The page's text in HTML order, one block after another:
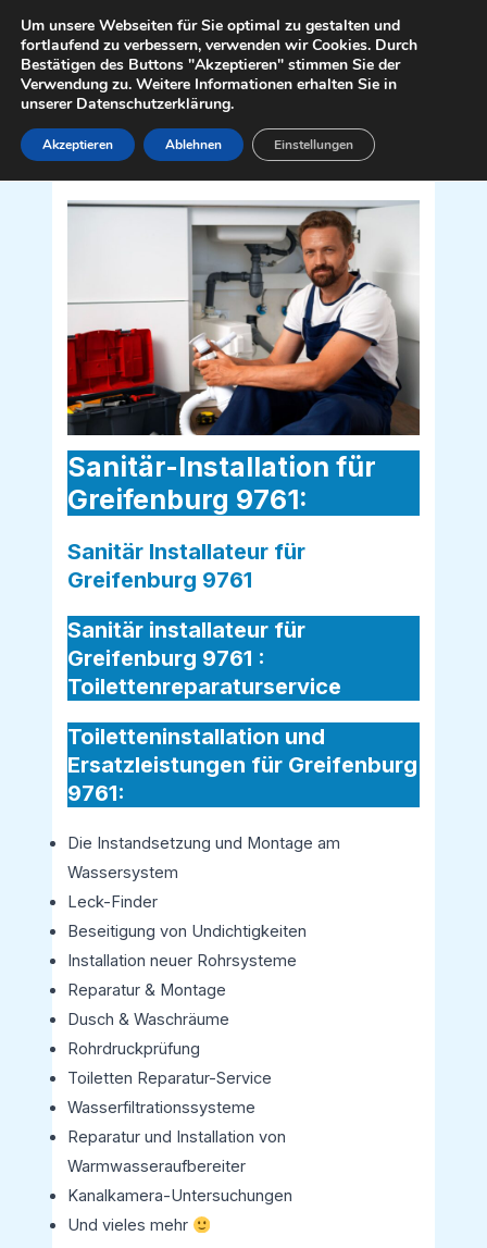
Inhalt
springen
Sanitär Installateur für Greifenburg
Sanitär-Installation für
Greifenburg 9761:
Sanitär Installateur für
Greifenburg 9761
Sanitär installateur für
Greifenburg 9761 :
Toilettenreparaturservice
Toiletteninstallation und
Ersatzleistungen für Greifenburg
9761:
Die Instandsetzung und Montage am
Wassersystem
Leck-Finder
Beseitigung von Undichtigkeiten
Installation neuer Rohrsysteme
Reparatur & Montage
Dusch & Waschräume
Rohrdruckprüfung
Toiletten Reparatur-Service
Wasserfiltrationssysteme
Reparatur und Installation von
Warmwasseraufbereiter
Kanalkamera-Untersuchungen
Und vieles mehr
Um unsere Webseiten für Sie optimal zu gestalten und
fortlaufend zu verbessern, verwenden wir Cookies. Durch
Bestätigen des Buttons "Akzeptieren" stimmen Sie der
Verwendung zu. Weitere Informationen erhalten Sie in
unserer Datenschutzerklärung.
Akzeptieren Ablehnen Einstellungen